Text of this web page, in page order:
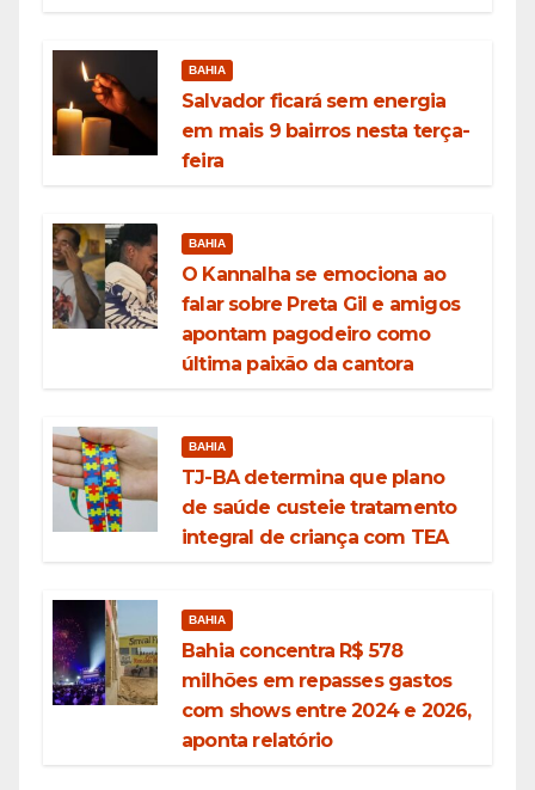
BAHIA
Salvador ficará sem energia
em mais 9 bairros nesta terça-
feira
BAHIA
O Kannalha se emociona ao
falar sobre Preta Gil e amigos
apontam pagodeiro como
última paixão da cantora
BAHIA
TJ-BA determina que plano
de saúde custeie tratamento
integral de criança com TEA
BAHIA
Bahia concentra R$ 578
milhões em repasses gastos
com shows entre 2024 e 2026,
aponta relatório